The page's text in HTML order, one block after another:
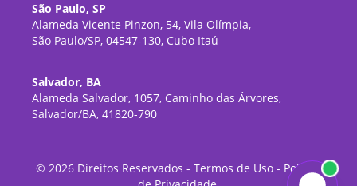
São Paulo, SP
Alameda Vicente Pinzon, 54, Vila Olímpia,
São Paulo/SP, 04547-130, Cubo Itaú
Salvador, BA
Alameda Salvador, 1057, Caminho das Árvores,
Salvador/BA, 41820-790
© 2026Direitos Reservados - Termos de Uso- Política